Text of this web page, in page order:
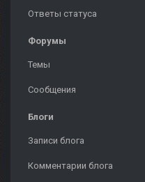
Ответы статуса
Форумы
Темы
Сообщения
Блоги
Записи блога
Комментарии блога